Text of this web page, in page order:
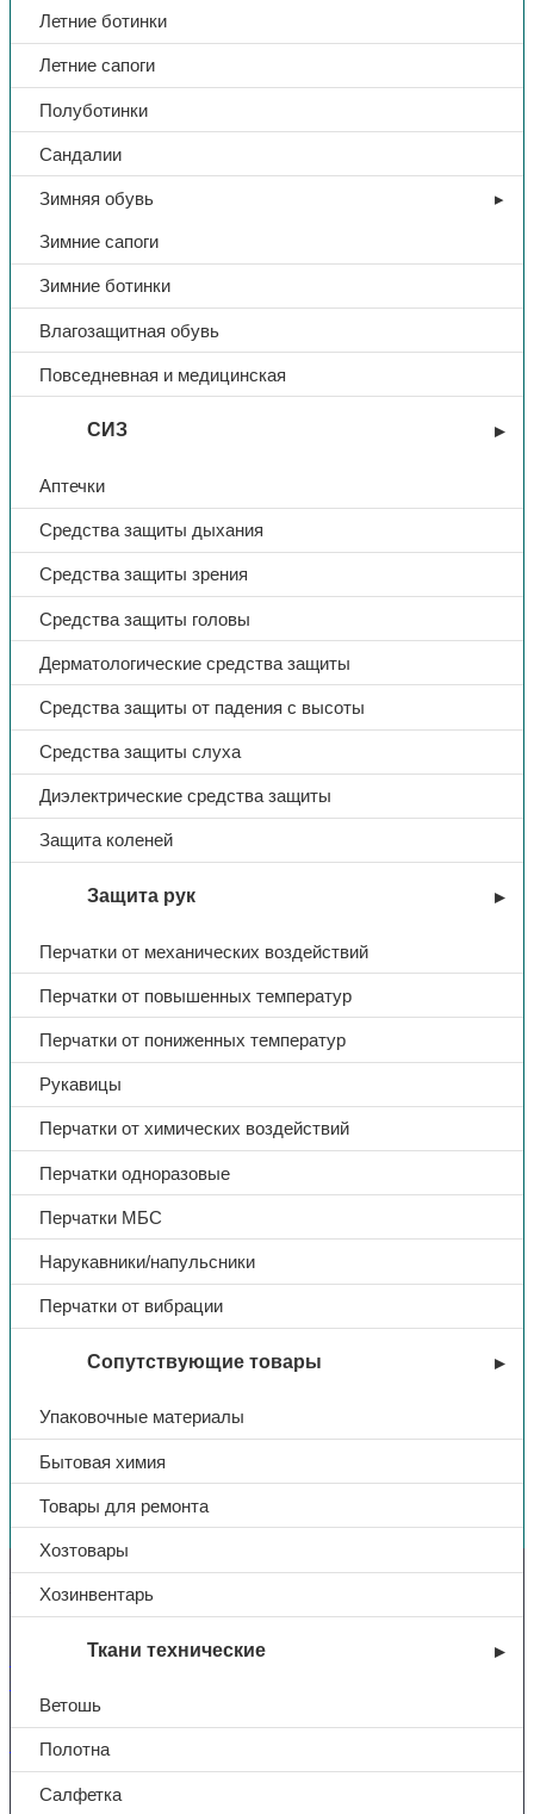
Летние ботинки
Летние сапоги
Полуботинки
Сандалии
Зимняя обувь
Зимние сапоги
Зимние ботинки
Влагозащитная обувь
Повседневная и медицинская
СИЗ
Аптечки
Средства защиты дыхания
Средства защиты зрения
Средства защиты головы
Дерматологические средства защиты
Средства защиты от падения с высоты
Средства защиты слуха
Диэлектрические средства защиты
Защита коленей
Защита рук
Перчатки от механических воздействий
Перчатки от повышенных температур
Перчатки от пониженных температур
Рукавицы
Перчатки от химических воздействий
Перчатки одноразовые
Перчатки МБС
Нарукавники/напульсники
Перчатки от вибрации
Сопутствующие товары
Упаковочные материалы
Бытовая химия
Товары для ремонта
Хозтовары
Хозинвентарь
Ткани технические
Ветошь
Полотна
Салфетка
Вы недавно смотрели
Контакты
+7 (831) 214-01-31
101@adk52.ru